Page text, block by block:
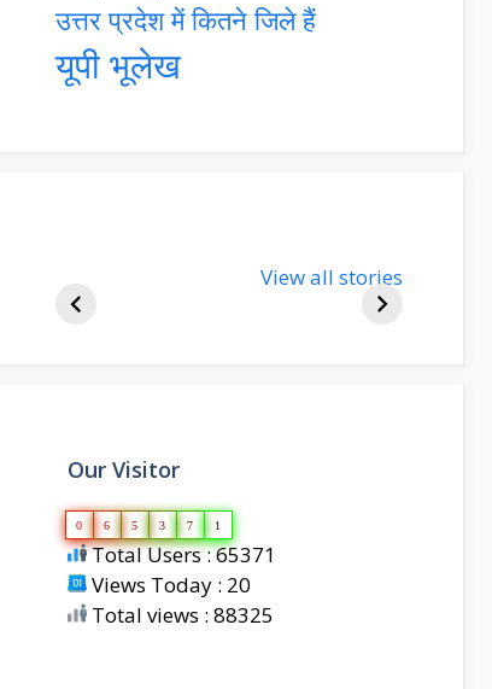
उत्तर प्रदेश में कितने जिले हैं
यूपी भूलेख
bjp-india-
biography
View all stories
Our Visitor
0 6 5 3 7 1
Total Users : 65371
Views Today : 20
Total views : 88325